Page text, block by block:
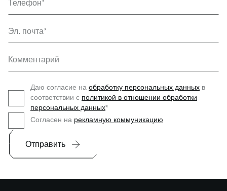
Телефон
Эл. почта
Комментарий
Даю согласие на обработку персональных данных в
соответствии с политикой в отношении обработки
персональных данных*
Согласен на рекламную коммуникацию
Отправить